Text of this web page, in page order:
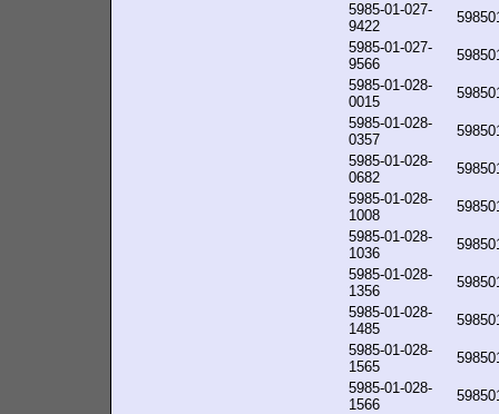
5985-01-027-
9422
5985-01-027-
9566
5985-01-028-
0015
5985-01-028-
0357
5985-01-028-
0682
5985-01-028-
1008
5985-01-028-
1036
5985-01-028-
1356
5985-01-028-
1485
5985-01-028-
1565
5985-01-028-
1566